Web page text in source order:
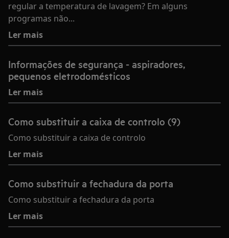
regular a temperatura de lavagem? Em alguns
programas não...
Ler mais
Informações de segurança - aspiradores,
pequenos eletrodomésticos
Ler mais
Como substituir a caixa de controlo (9)
Como substituir a caixa de controlo
Ler mais
Como substituir a fechadura da porta
Como substituir a fechadura da porta
Ler mais